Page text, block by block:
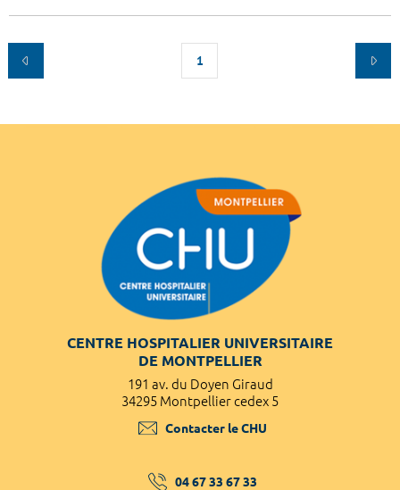
1
CENTRE HOSPITALIER UNIVERSITAIRE
DE MONTPELLIER
191 av. du Doyen Giraud
34295 Montpellier cedex 5
Contacter le CHU
04 67 33 67 33